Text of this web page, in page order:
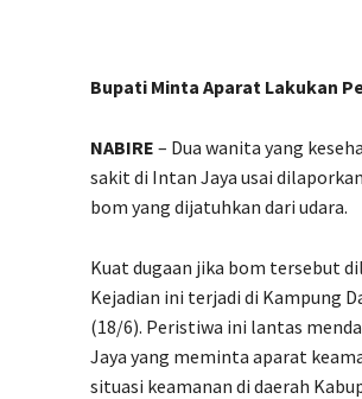
Bupati Minta Aparat Lakukan
NABIRE – Dua wanita yang
sakit di Intan Jaya usai
bom yang dijatuhkan dari udara.
Kuat dugaan jika bom tersebut
Kejadian ini terjadi di Kampung
(18/6). Peristiwa ini lantas
Jaya yang meminta aparat
situasi keamanan di daerah